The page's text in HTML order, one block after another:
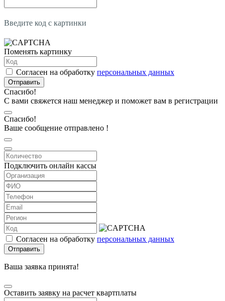
Введите код с картинки
Поменять картинку
Согласен на обработку персональных данных
Отправить
Спасибо!
С вами свяжется наш менеджер и поможет вам в регистрации
Спасибо!
Ваше сообщение отправлено !
Подключить онлайн кассы
Согласен на обработку персональных данных
Отправить
Ваша заявка принята!
Оставить заявку на расчет квартплаты